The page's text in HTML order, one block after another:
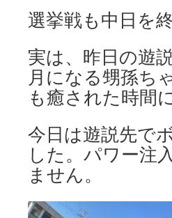
選挙戦も中日を
実は、昨日の遊
月になる甥孫ち
も癒された時間
今日は遊説先で
した。パワー注
ません。